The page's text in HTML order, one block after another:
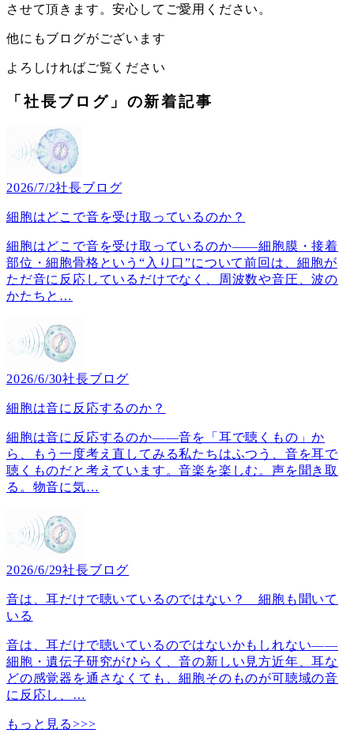
させて頂きます。安心してご愛用ください。
他にもブログがございます
よろしければご覧ください
「社長ブログ」の新着記事
2026/7/2社長ブログ
細胞はどこで音を受け取っているのか？
細胞はどこで音を受け取っているのか――細胞膜・接着
部位・細胞骨格という“入り口”について前回は、細胞が
ただ音に反応しているだけでなく、周波数や音圧、波の
かたちと …
2026/6/30社長ブログ
細胞は音に反応するのか？
細胞は音に反応するのか――音を「耳で聴くもの」か
ら、もう一度考え直してみる私たちはふつう、音を耳で
聴くものだと考えています。音楽を楽しむ。声を聞き取
る。物音に気…
2026/6/29社長ブログ
音は、耳だけで聴いているのではない？ 細胞も聞いて
いる
音は、耳だけで聴いているのではないかもしれない――
細胞・遺伝子研究がひらく、音の新しい見方近年、耳な
どの感覚器を通さなくても、細胞そのものが可聴域の音
に反応し、 …
もっと見る>>>